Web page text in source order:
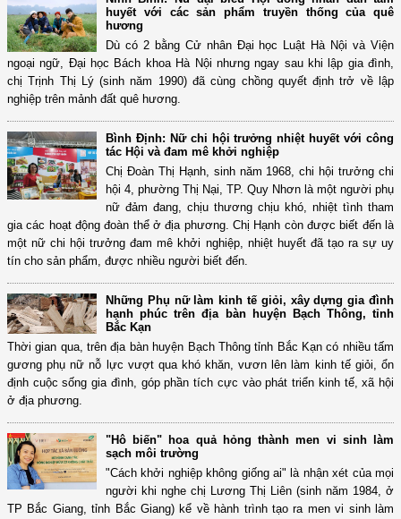
huyết với các sản phẩm truyền thống của quê
hương
Dù có 2 bằng Cử nhân Đại học Luật Hà Nội và Viện
ngoại ngữ, Đại học Bách khoa Hà Nội nhưng ngay sau khi lập gia đình,
chị Trịnh Thị Lý (sinh năm 1990) đã cùng chồng quyết định trở về lập
nghiệp trên mảnh đất quê hương.
Bình Định: Nữ chi hội trưởng nhiệt huyết với công
tác Hội và đam mê khởi nghiệp
Chị Đoàn Thị Hạnh, sinh năm 1968, chi hội trưởng chi
hội 4, phường Thị Nại, TP. Quy Nhơn là một người phụ
nữ đảm đang, chịu thương chịu khó, nhiệt tình tham
gia các hoạt động đoàn thể ở địa phương. Chị Hạnh còn được biết đến là
một nữ chi hội trưởng đam mê khởi nghiệp, nhiệt huyết đã tạo ra sự uy
tín cho sản phẩm, được nhiều người biết đến.
Những Phụ nữ làm kinh tế giỏi, xây dựng gia đình
hạnh phúc trên địa bàn huyện Bạch Thông, tỉnh
Bắc Kạn
Thời gian qua, trên địa bàn huyện Bạch Thông tỉnh Bắc Kạn có nhiều tấm
gương phụ nữ nỗ lực vượt qua khó khăn, vươn lên làm kinh tế giỏi, ổn
định cuộc sống gia đình, góp phần tích cực vào phát triển kinh tế, xã hội
ở địa phương.
"Hô biến" hoa quả hỏng thành men vi sinh làm
sạch môi trường
"Cách khởi nghiệp không giống ai" là nhận xét của mọi
người khi nghe chị Lương Thị Liên (sinh năm 1984, ở
TP Bắc Giang, tỉnh Bắc Giang) kể về hành trình tạo ra men vi sinh làm